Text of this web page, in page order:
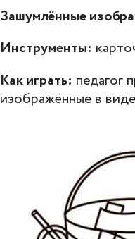
Зашумлённые
Инструменты:
Как играть: педагог
изображённые в